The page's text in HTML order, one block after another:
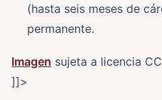
(hasta seis meses de
permanente.
Imagen sujeta a licencia CC
]]>